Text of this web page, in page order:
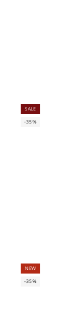
SALE
-35%
NEW
-35%